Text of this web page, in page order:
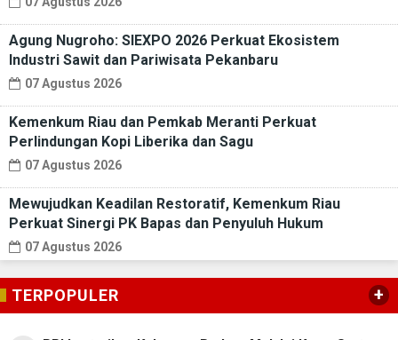
Agung Nugroho: SIEXPO 2026 Perkuat Ekosistem
Industri Sawit dan Pariwisata Pekanbaru
07 Agustus 2026
Kemenkum Riau dan Pemkab Meranti Perkuat
Perlindungan Kopi Liberika dan Sagu
07 Agustus 2026
Mewujudkan Keadilan Restoratif, Kemenkum Riau
Perkuat Sinergi PK Bapas dan Penyuluh Hukum
07 Agustus 2026
TERPOPULER +